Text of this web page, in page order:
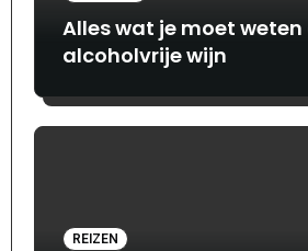
Alles wat je moet weten
alcoholvrije wijn
REIZEN